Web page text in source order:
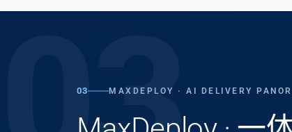
03 MAXDEPLOY · AI DELIVERY